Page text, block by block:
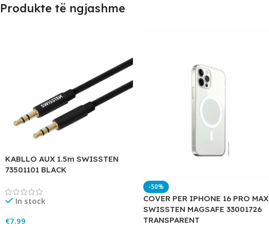
Produkte të ngjashme
KABLLO AUX 1.5m SWISSTEN
73501101 BLACK
In stock
€7.99
-50%
COVER PER IPHONE 16 PRO MAX
SWISSTEN MAGSAFE 33001726
TRANSPARENT